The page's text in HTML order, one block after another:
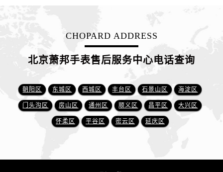
CHOPARD ADDRESS
北京萧邦手表售后服务中心电话查询
朝阳区 东城区 西城区 丰台区 石景山区 海淀区
门头沟区 房山区 通州区 顺义区 昌平区 大兴区
怀柔区 平谷区 密云区 延庆区